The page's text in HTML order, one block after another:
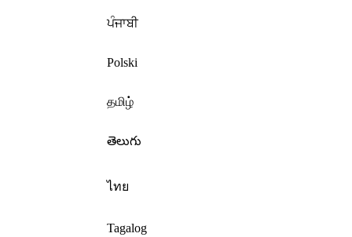
ਪੰਜਾਬੀ
Polski
தமிழ்
తెలుగు
ไทย
Tagalog